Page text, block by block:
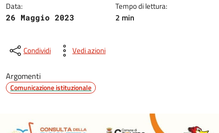
Data:
26 Maggio 2023
Tempo di lettura:
2 min
Condividi Vedi azioni
Argomenti
Comunicazione istituzionale